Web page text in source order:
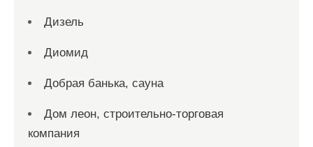
Дизель
Диомид
Добрая банька, сауна
Дом леон, строительно-торговая
компания